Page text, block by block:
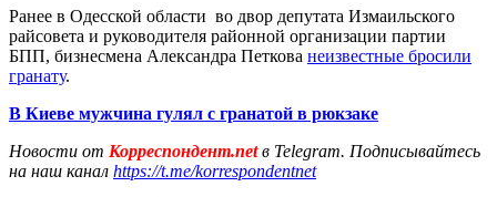
Ранее в Одесской области во двор депутата Измаильского
райсовета и руководителя районной организации партии
БПП, бизнесмена Александра Петкова неизвестные бросили
гранату.
В Киеве мужчина гулял с гранатой в рюкзаке
Новости от Корреспондент.netв Telegram. Подписывайтесь
на наш канал https://t.me/korrespondentnet